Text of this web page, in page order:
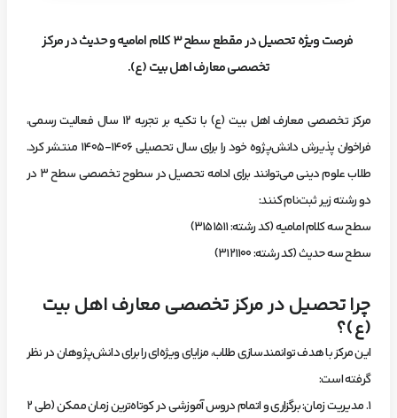
فرصت ویژه تحصیل در مقطع سطح ۳ کلام امامیه و حدیث در مرکز
تخصصی معارف اهل بیت (ع).
مرکز تخصصی معارف اهل بیت (ع) با تکیه بر تجربه ۱۲ سال فعالیت رسمی،
فراخوان پذیرش دانش‌پژوه خود را برای سال تحصیلی ۱۴۰۶-۱۴۰۵ منتشر کرد.
طلاب علوم دینی می‌توانند برای ادامه تحصیل در سطوح تخصصی سطح ۳ در
دو رشته زیر ثبت‌نام کنند:
سطح سه کلام امامیه (کد رشته: ۳۱۵۱۵۱۱)
سطح سه حدیث (کد رشته: ۳۱۲۱۱۰۰)
چرا تحصیل در مرکز تخصصی معارف اهل بیت
(ع)؟
این مرکز با هدف توانمندسازی طلاب، مزایای ویژه‌ای را برای دانش‌پژوهان در نظر
گرفته است:
۱. مدیریت زمان: برگزاری و اتمام دروس آموزشی در کوتاه‌ترین زمان ممکن (طی ۲